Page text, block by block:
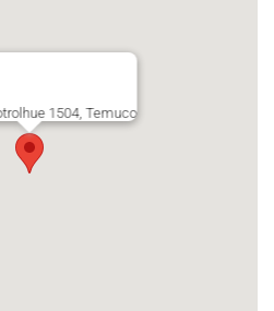
1504, Temuco